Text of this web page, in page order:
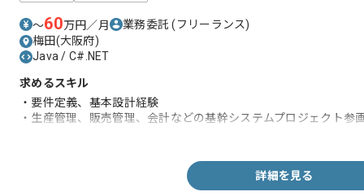
〜60万円／月 業務委託(フリーランス)
梅田(大阪府)
Java / C#.NET
求めるスキル
・要件定義、基本設計経験
・生産管理、販売管理、会計などの基幹システムプロジェクト参
詳細を見る